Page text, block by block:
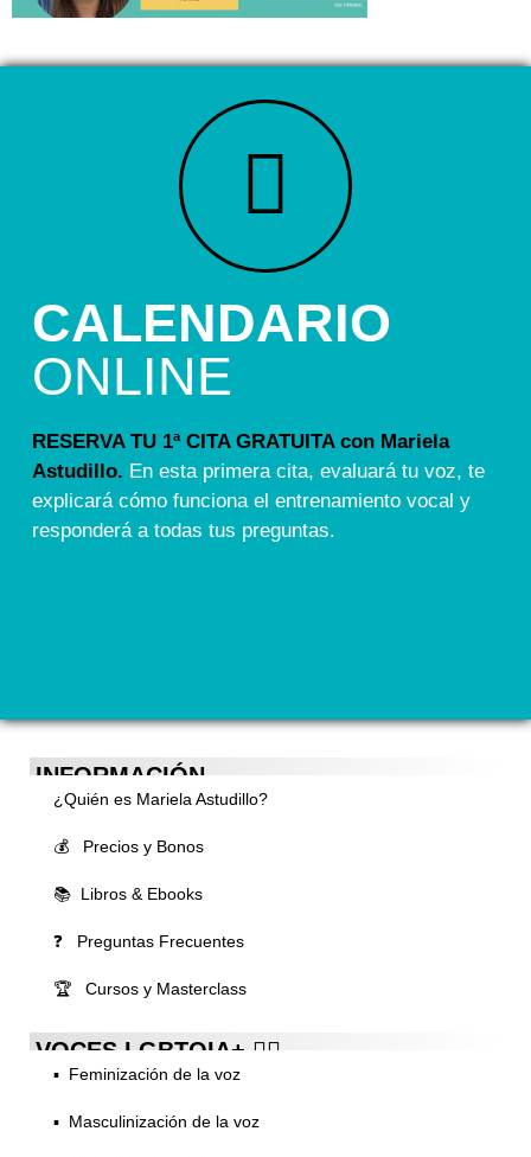
CALENDARIO
ONLINE
RESERVA TU 1ª CITA GRATUITA con Mariela
Astudillo. En esta primera cita, evaluará tu voz, te
explicará cómo funciona el entrenamiento vocal y
responderá a todas tus preguntas.
INFORMACIÓN
¿Quién es Mariela Astudillo?
💰 Precios y Bonos
📚 Libros & Ebooks
❓ Preguntas Frecuentes
🏆 Cursos y Masterclass
VOCES LGBTQIA+ 🏳️‍🌈
▪️ Feminización de la voz
▪️ Masculinización de la voz